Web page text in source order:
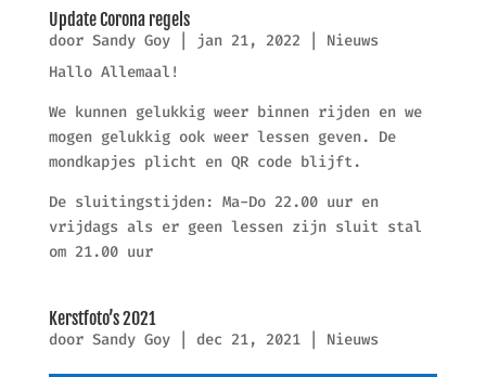
Update Corona regels
door Sandy Goy| jan 21, 2022
Nieuws
Hallo Allemaal!
We kunnen gelukkig weer binnen rijden en we
mogen gelukkig ook weer lessen geven. De
mondkapjes plicht en QR code blijft.
De sluitingstijden: Ma-Do 22.00 uur en
vrijdags als er geen lessen zijn sluit stal
om 21.00 uur
Kerstfoto’s 2021
door Sandy Goy| dec 21, 2021| Nieuws